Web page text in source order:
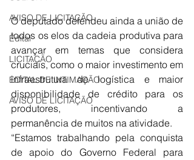
AVISO DE LICITAÇÃO
Edital
LICITAÇÃO
EDITAL DE INTIMAÇÃO
AVISO DE LICITAÇÃO
O deputado defendeu ainda a união de
todos os elos da cadeia produtiva para
avançar em temas que considera
cruciais, como o maior investimento em
infraestrutura de logística e maior
disponibilidade de crédito para os
produtores, incentivando a
permanência de muitos na atividade.
“Estamos trabalhando pela conquista
de apoio do Governo Federal para